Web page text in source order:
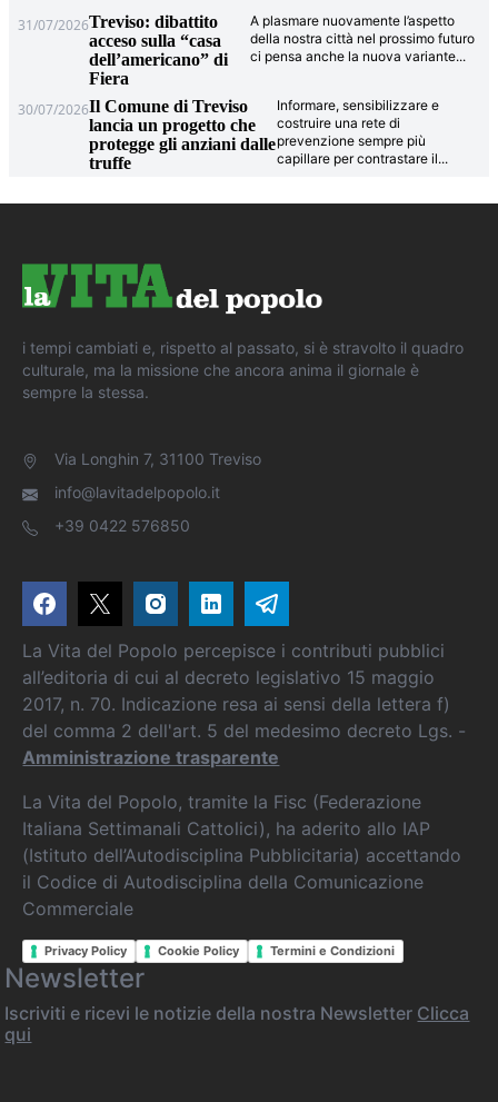
31/07/2026Treviso: dibattito
acceso sulla “casa
dell’americano” di
Fiera
A plasmare nuovamente l’aspetto
della nostra città nel prossimo futuro
ci pensa anche la nuova variante...
30/07/2026Il Comune di Treviso
lancia un progetto che
protegge gli anziani dalle
truffe
Informare, sensibilizzare e
costruire una rete di
prevenzione sempre più
capillare per contrastare il...
i tempi cambiati e, rispetto al passato, si è stravolto il quadro
culturale, ma la missione che ancora anima il giornale è
sempre la stessa.
Via Longhin 7, 31100 Treviso
info@lavitadelpopolo.it
+39 0422 576850
La Vita del Popolo percepisce i contributi pubblici
all’editoria di cui al decreto legislativo 15 maggio
2017, n. 70. Indicazione resa ai sensi della lettera f)
del comma 2 dell'art. 5 del medesimo decreto Lgs. -
Amministrazione trasparente
La Vita del Popolo, tramite la Fisc (Federazione
Italiana Settimanali Cattolici), ha aderito allo IAP
(Istituto dell’Autodisciplina Pubblicitaria) accettando
il Codice di Autodisciplina della Comunicazione
Commerciale
Privacy Policy Cookie Policy Termini e Condizioni
Newsletter
Iscriviti e ricevi le notizie della nostra Newsletter Clicca
qui